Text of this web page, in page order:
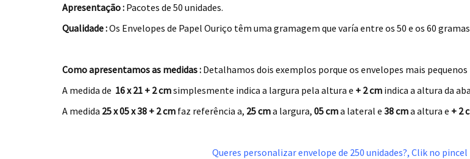
Apresentação : Pacotes de 50 unidades.
Qualidade :Os Envelopes de Papel Ouriço têm uma gramagem que varía entre os 50 e os 60
Como apresentamos as medidas : Detalhamos dois exemplos porque os envelopes mais
A medida de 16 x 21 + 2 cmsimplesmente indica a largura pela altura e + 2 cm indica a altura da
A medida 25 x 05 x 38 + 2 cm faz referência a, 25 cma largura, 05 cma lateral e 38 cma altura e + 2
Queres personalizar envelope de 250 unidades?, Clik no